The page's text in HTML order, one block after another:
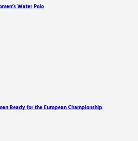
Water Polo
Ready for the European Championship